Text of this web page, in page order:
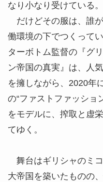
なり小なり受けている。
だけどその服は、誰
働環境の下でつくって
ターボトム監督の『グ
ン帝国の真実』は、人
を擁しながら、2020年
の“ファストファッショ
をモデルに、搾取と虚
てゆく。
舞台はギリシャのミ
大帝国を築いたものの